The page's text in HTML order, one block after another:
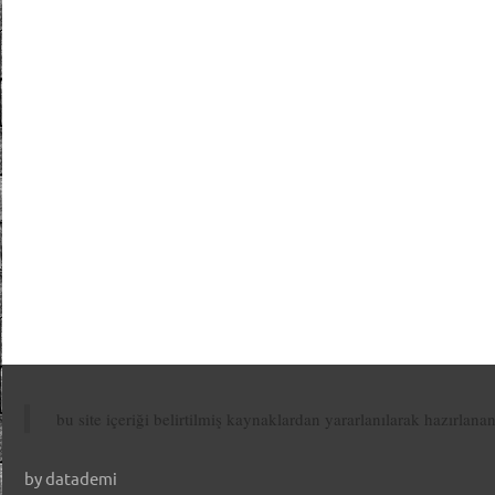
bu site içeriği belirtilmiş kaynaklardan yararlanılarak hazırlanan
by datademi